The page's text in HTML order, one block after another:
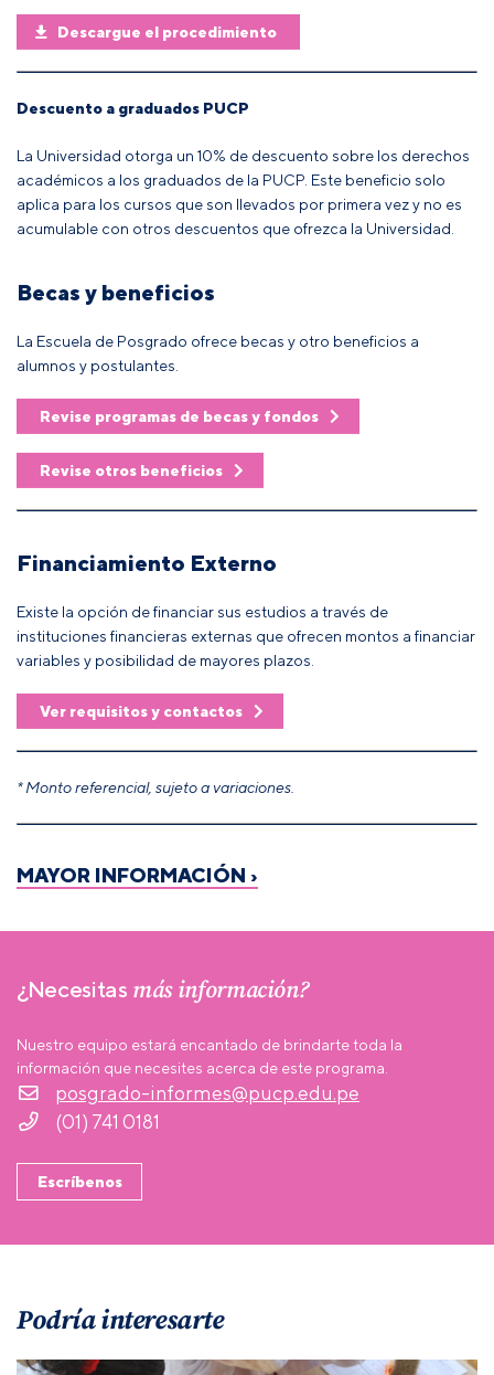
Descargue el procedimiento
Descuento a graduados PUCP
La Universidad otorga un 10% de descuento sobre los derechos
académicos a los graduados de la PUCP. Este beneficio solo
aplica para los cursos que son llevados por primera vez y no es
acumulable con otros descuentos que ofrezca la Universidad.
Becas y beneficios
La Escuela de Posgrado ofrece becas y otro beneficios a
alumnos y postulantes.
Revise programas de becas y fondos
Revise otros beneficios
Financiamiento Externo
Existe la opción de financiar sus estudios a través de
instituciones financieras externas que ofrecen montos a financiar
variables y posibilidad de mayores plazos.
Ver requisitos y contactos
* Monto referencial, sujeto a variaciones.
MAYOR INFORMACIÓN ›
¿Necesitas más información?
Nuestro equipo estará encantado de brindarte toda la
información que necesites acerca de este programa.
posgrado-informes@pucp.edu.pe
(01) 741 0181
Escríbenos
Podría interesarte